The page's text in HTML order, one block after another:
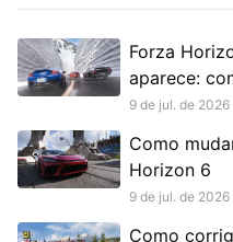
Forza
aparece:
9 de jul. de 2026
Como
Horizon 6
9 de jul. de 2026
Como